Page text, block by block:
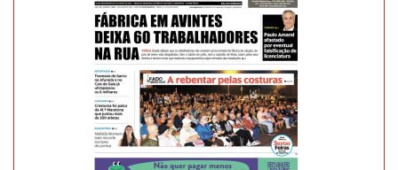
após
quarto
cruzar